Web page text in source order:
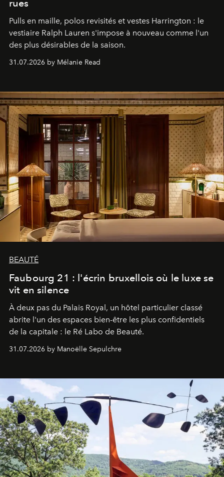
rues
Pulls en maille, polos revisités et vestes Harrington : le
vestiaire Ralph Lauren s'impose à nouveau comme l'un
des plus désirables de la saison.
31.07.2026 by Mélanie Read
BEAUTÉ
Faubourg 21 : l'écrin bruxellois où le luxe se
vit en silence
À deux pas du Palais Royal, un hôtel particulier classé
abrite l'un des espaces bien-être les plus confidentiels
de la capitale : le Ré Labo de Beauté.
31.07.2026 by Manoëlle Sepulchre